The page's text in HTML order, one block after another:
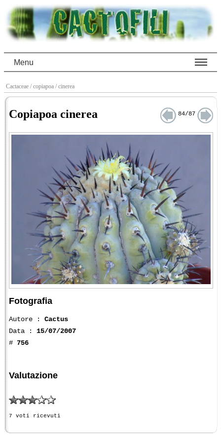
Menu
Cactaceae / copiapoa / cinerea
Copiapoa cinerea 84/87
Fotografia
Autore : Cactus
Data : 15/07/2007
# 756
Valutazione
7 voti ricevuti